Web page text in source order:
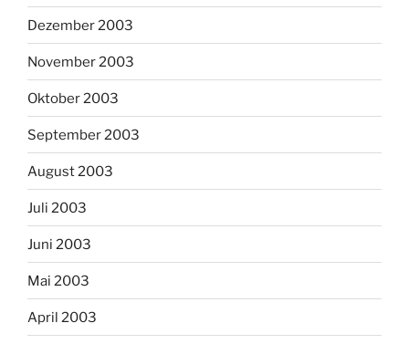
Dezember 2003
November 2003
Oktober 2003
September 2003
August 2003
Juli 2003
Juni 2003
Mai 2003
April 2003